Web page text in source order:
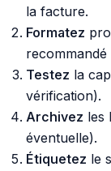
la facture.
Formatez
recommandé
Testez la
vérification).
Archivez les
éventuelle).
Étiquetez le